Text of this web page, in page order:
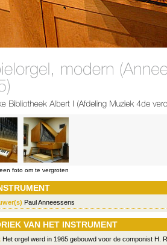
foto om te vergroten
Paul Anneessens
VAN HET INSTRUMENT
Het orgel werd in 1965 gebouwd voor de componist H.